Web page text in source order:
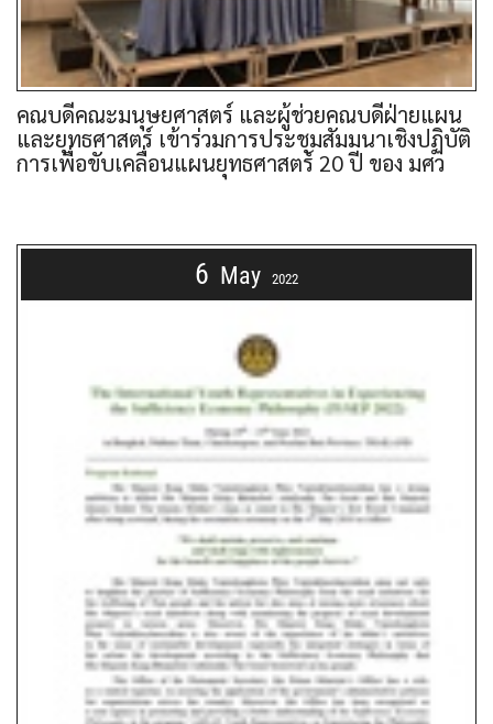
คณบดีคณะมนุษยศาสตร์ และผู้ช่วยคณบดีฝ่ายแผน
และยุทธศาสตร์ เข้าร่วมการประชุมสัมมนาเชิงปฏิบัติ
การเพื่อขับเคลื่อนแผนยุทธศาสตร์ 20 ปี ของ มศว
6 May 2022